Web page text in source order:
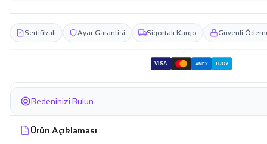
Sertifikalı Ayar Garantisi Sigortalı Kargo Güvenli
VISA AMEX TROY
Bedeninizi Bulun
Ürün Açıklaması